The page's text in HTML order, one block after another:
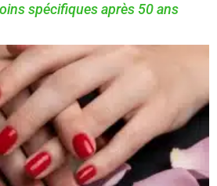
spécifiques après 50 ans